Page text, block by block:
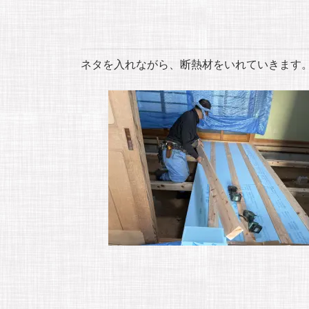
ネタを入れながら、断熱材をいれていきます